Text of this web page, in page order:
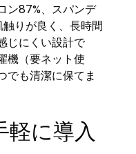
ン87%、スパンデ
触りが良く、長時間
じにくい設計で
機（要ネット使
でも清潔に保てま
軽に導入